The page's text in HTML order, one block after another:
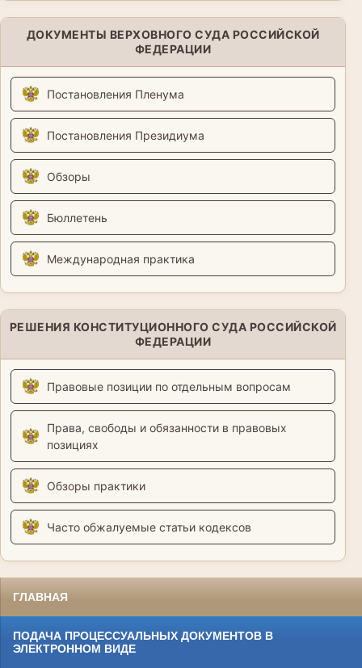
ДОКУМЕНТЫ ВЕРХОВНОГО СУДА РОССИЙСКОЙ
ФЕДЕРАЦИИ
Постановления Пленума
Постановления Президиума
Обзоры
Бюллетень
Международная практика
РЕШЕНИЯ КОНСТИТУЦИОННОГО СУДА РОССИЙСКОЙ
ФЕДЕРАЦИИ
Правовые позиции по отдельным вопросам
Права, свободы и обязанности в правовых
позициях
Обзоры практики
Часто обжалуемые статьи кодексов
ГЛАВНАЯ
ПОДАЧА ПРОЦЕССУАЛЬНЫХ ДОКУМЕНТОВ В
ЭЛЕКТРОННОМ ВИДЕ